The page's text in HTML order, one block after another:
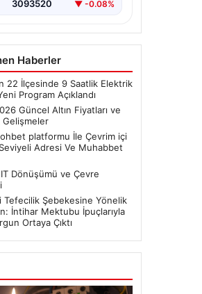
3093520 ▼ -0.08%
Haberler
22 İlçesinde 9 Saatlik Elektrik
Program Açıklandı
Güncel Altın Fiyatları ve
Gelişmeler
platformu İle Çevrim içi
Adresi Ve Muhabbet
Dönüşümü ve Çevre
Tefecilik Şebekesine Yönelik
İntihar Mektubu İpuçlarıyla
Ortaya Çıktı